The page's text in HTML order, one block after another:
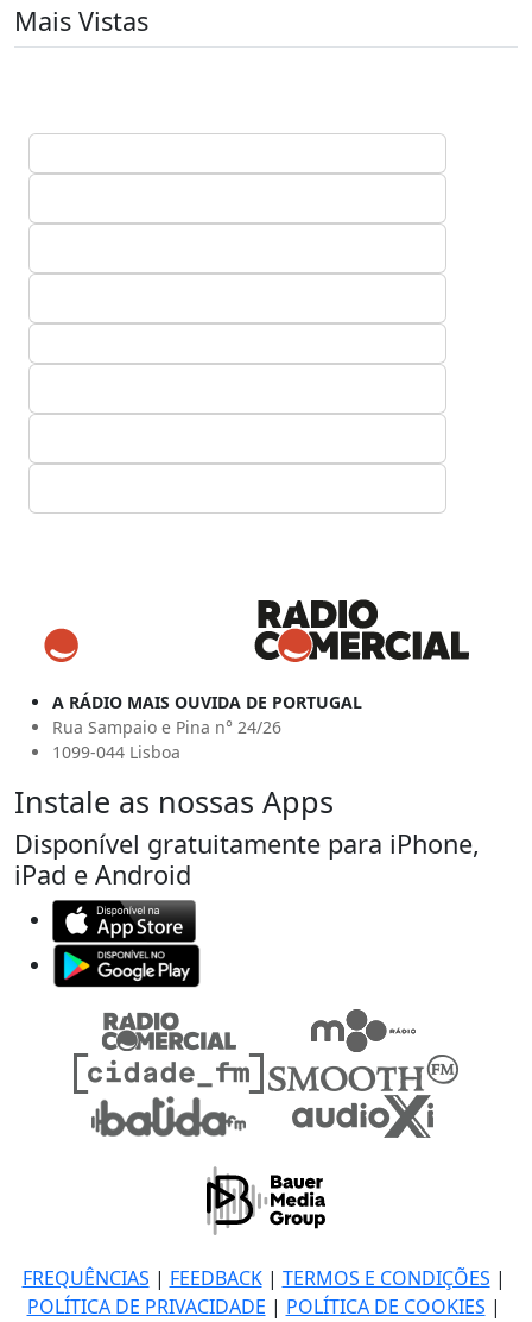
Mais Vistas
A RÁDIO MAIS OUVIDA DE PORTUGAL
Rua Sampaio e Pina n° 24/26
1099-044 Lisboa
Instale as nossas Apps
Disponível gratuitamente para iPhone,
iPad e Android
FREQUÊNCIAS | FEEDBACK| TERMOS E CONDIÇÕES |
POLÍTICA DE PRIVACIDADE | POLÍTICA DE COOKIES |